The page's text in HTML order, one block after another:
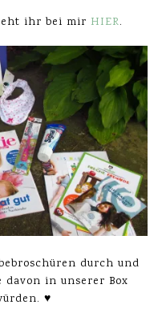
ihr bei mir HIER.
durch und
in unserer Box
♥